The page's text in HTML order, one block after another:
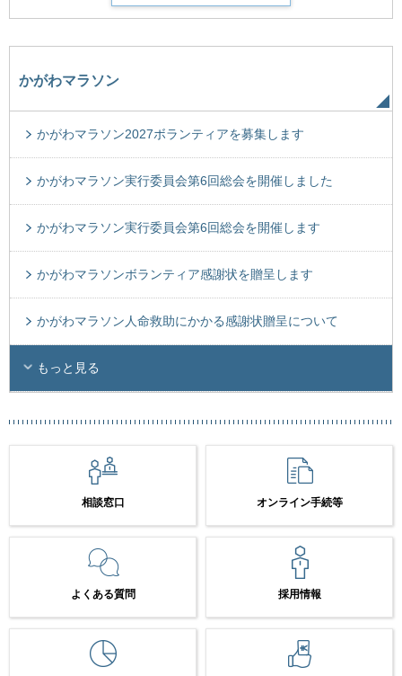
かがわマラソン
かがわマラソン2027ボランティアを募集します
かがわマラソン実行委員会第6回総会を開催しました
かがわマラソン実行委員会第6回総会を開催します
かがわマラソンボランティア感謝状を贈呈します
かがわマラソン人命救助にかかる感謝状贈呈について
もっと見る
相談窓口 オンライン手続等
よくある質問 採用情報